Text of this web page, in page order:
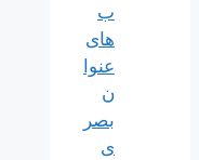
ب
های
عنوا
ن
بصر
ی